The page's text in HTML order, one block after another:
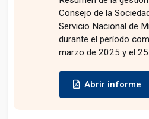
Consejo de la
Servicio Nacional de
durante el período
marzo de 2025 y el
Abrir informe